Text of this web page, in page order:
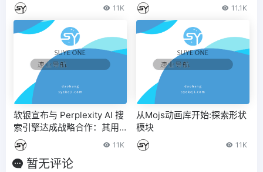
编程
11K 11.1K
软银宣布与 Perplexity AI 搜
索引擎达成战略合作：其用
户可免费试用一年 Pro 订
阅，价值 29500 日元
11K
从Mojs动画库开始:探索形状
模块
11K
暂无评论